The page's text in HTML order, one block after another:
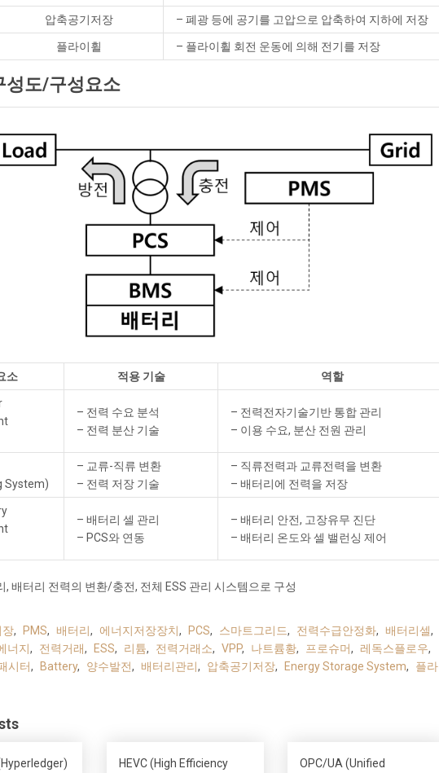
압축공기저장 – 폐광 등에 공기를 고압으로 압축하여 지하에 저장
플라이휠 – 플라이휠 회전 운동에 의해 전기를 저장
성도/구성요소
소 적용 기술 역할
– 전력 수요 분석
– 전력 분산 기술
– 전력전자기술기반 통합 관리
– 이용 수요, 분산 전원 관리
System)
– 교류-직류 변환
– 전력 저장 기술
– 직류전력과 교류전력을 변환
– 배터리에 전력을 저장
– 배터리 셀 관리
– PCS와 연동
– 배터리 안전, 고장유무 진단
– 배터리 온도와 셀 밸런싱 제어
, 배터리 전력의 변환/충전, 전체 ESS 관리 시스템으로 구성
장, PMS, 배터리, 에너지저장장치, PCS, 스마트그리드, 전력수급안정화, 배터리셀,
너지, 전력거래, ESS, 리튬, 전력거래소, VPP, 나트륨황, 프로슈머, 레독스플로우,
시터, Battery, 양수발전, 배터리관리, 압축공기저장, Energy Storage System,
플라
HEVC (High Efficiency
OPC/UA (Unified